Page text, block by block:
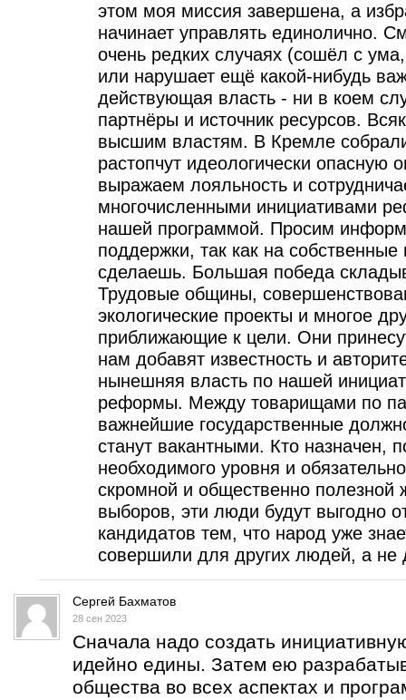
этом моя миссия завершена, а
начинает управлять единолично.
очень редких случаях (сошёл с
или нарушает ещё какой-нибудь
действующая власть - ни в коем
партнёры и источник ресурсов.
высшим властям. В Кремле
растопчут идеологически опасную
выражаем лояльность и
многочисленными инициативами
нашей программой. Просим
поддержки, так как на
сделаешь. Большая победа
Трудовые общины,
экологические проекты и многое
приближающие к цели. Они
нам добавят известность и
нынешняя власть по нашей
реформы. Между товарищами по
важнейшие государственные
станут вакантными. Кто назначен,
необходимого уровня и
скромной и общественно полезной
выборов, эти люди будут выгодно
кандидатов тем, что народ уже
совершили для других людей, а не
Сергей Бахматов
28 сен 2023
Сначала надо создать
идейно едины. Затем ею
общества во всех аспектах и